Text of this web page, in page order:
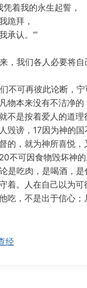
凭着我的永生起誓，
跪拜，
承认。’”
，我们各人必要将自
不可再彼此论断，
物本来没有不洁净
不是按着爱人的道
毁谤，17因为神的
的，就为神所喜悦
不可因食物毁坏神
是吃肉，是喝酒，
着。人在自己以为
吃，不是出于信心；
经